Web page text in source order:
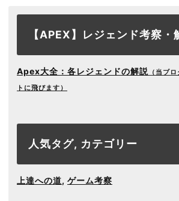
【APEX】レジェンド考察・
Apex大全：各レジェンドの解説 （当ブ
トに飛びます）
人気タグ, カテゴリー
上達への道, ゲーム考察